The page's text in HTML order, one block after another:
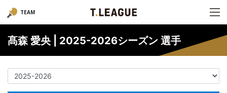
TEAM
髙森 愛央 | 2025-2026シーズン 選手